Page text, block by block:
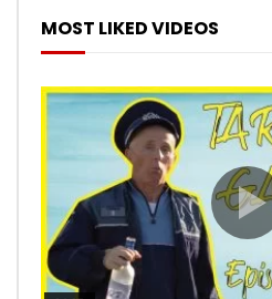
MOST LIKED VIDEOS